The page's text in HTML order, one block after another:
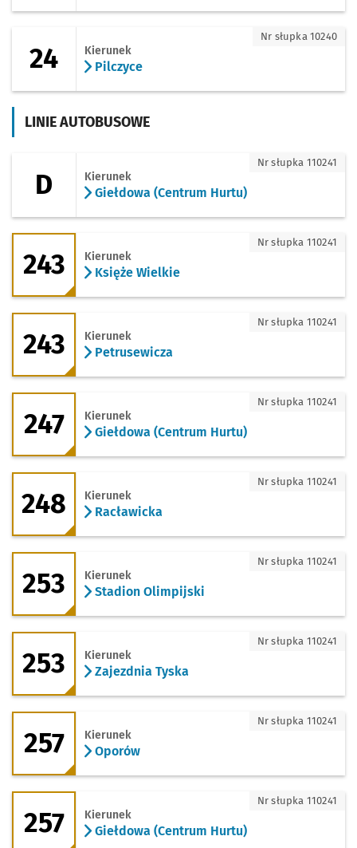
24 Kierunek
Pilczyce
Nr słupka 10240
LINIE AUTOBUSOWE
D - kierunek Giełdowa (Centrum Hurtu)
D Kierunek
Giełdowa (Centrum Hurtu)
Nr słupka 110241
243 - kierunek Księże Wielkie
243 Kierunek
Księże Wielkie
Nr słupka 110241
243 - kierunek Petrusewicza
243 Kierunek
Petrusewicza
Nr słupka 110241
247 - kierunek Giełdowa (Centrum
247 Kierunek
Giełdowa (Centrum Hurtu)
Nr słupka 110241
248 - kierunek Racławicka
248 Kierunek
Racławicka
Nr słupka 110241
253 - kierunek Stadion Olimpijski
253 Kierunek
Stadion Olimpijski
Nr słupka 110241
253 - kierunek Zajezdnia Tyska
253 Kierunek
Zajezdnia Tyska
Nr słupka 110241
257 - kierunek Oporów
257 Kierunek
Oporów
Nr słupka 110241
257 - kierunek Giełdowa (Centrum
257 Kierunek
Giełdowa (Centrum Hurtu)
Nr słupka 110241